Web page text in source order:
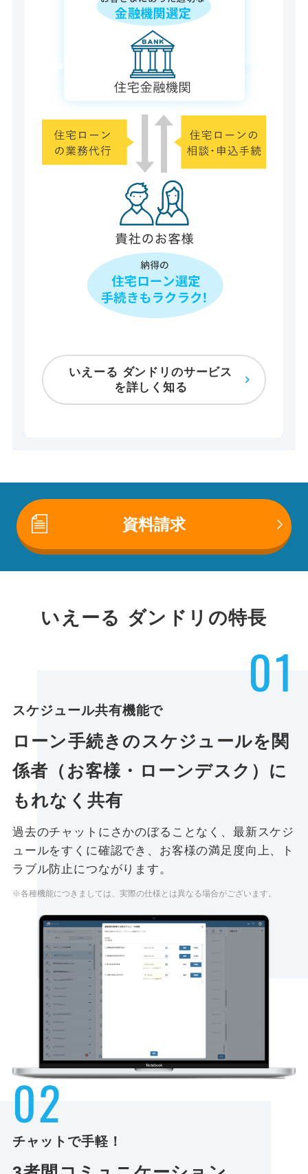
いえーる ダンドリのサービス
を詳しく知る
資料請求
いえーる ダンドリの特長
01
スケジュール共有機能で
ローン手続きのスケジュールを関
係者（お客様・ローンデスク）に
もれなく共有
過去のチャットにさかのぼることなく、最新スケジ
ュールをすくに確認でき、お客様の満足度向上、ト
ラブル防止につながります。
※各種機能につきましては、実際の仕様とは異なる場合がございます。
02
チャットで手軽！